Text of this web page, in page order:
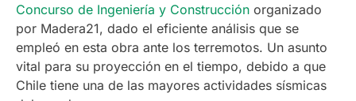
Concurso de Ingeniería y Construcción organizado
por Madera21, dado el eficiente análisis que se
empleó en esta obra ante los terremotos. Un asunto
vital para su proyección en el tiempo, debido a que
Chile tiene una de las mayores actividades sísmicas